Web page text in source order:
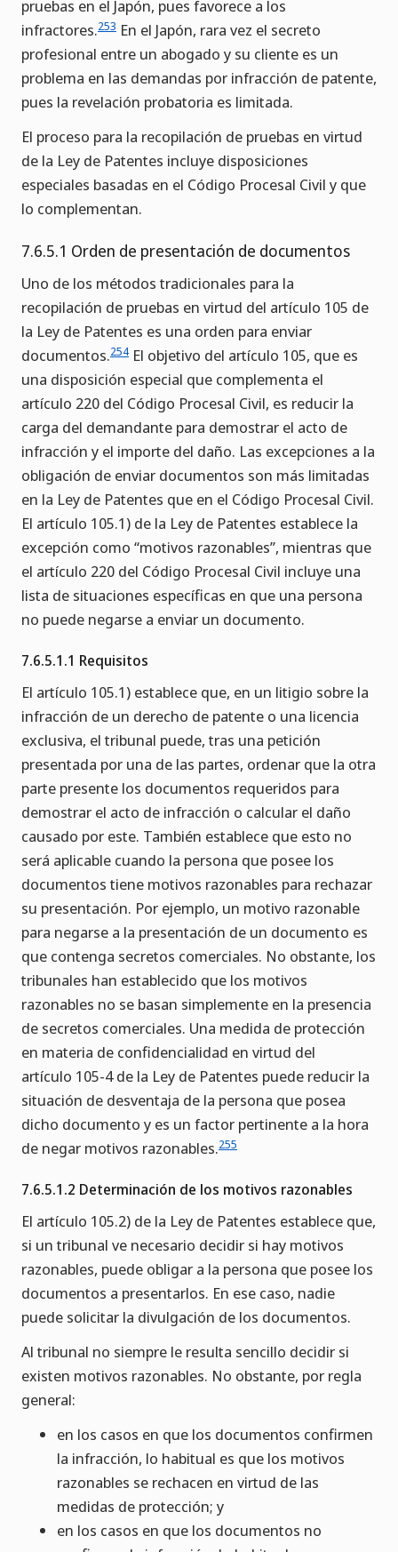
pruebas en el Japón, pues favorece a los
infractores.253 En el Japón, rara vez el secreto
profesional entre un abogado y su cliente es un
problema en las demandas por infracción de patente,
pues la revelación probatoria es limitada.
El proceso para la recopilación de pruebas en virtud
de la Ley de Patentes incluye disposiciones
especiales basadas en el Código Procesal Civil y que
lo complementan.
7.6.5.1 Orden de presentación de documentos
Uno de los métodos tradicionales para la
recopilación de pruebas en virtud del artículo 105 de
la Ley de Patentes es una orden para enviar
documentos.254 El objetivo del artículo 105, que es
una disposición especial que complementa el
artículo 220 del Código Procesal Civil, es reducir la
carga del demandante para demostrar el acto de
infracción y el importe del daño. Las excepciones a la
obligación de enviar documentos son más limitadas
en la Ley de Patentes que en el Código Procesal Civil.
El artículo 105.1) de la Ley de Patentes establece la
excepción como “motivos razonables”, mientras que
el artículo 220 del Código Procesal Civil incluye una
lista de situaciones específicas en que una persona
no puede negarse a enviar un documento.
7.6.5.1.1 Requisitos
El artículo 105.1) establece que, en un litigio sobre la
infracción de un derecho de patente o una licencia
exclusiva, el tribunal puede, tras una petición
presentada por una de las partes, ordenar que la otra
parte presente los documentos requeridos para
demostrar el acto de infracción o calcular el daño
causado por este. También establece que esto no
será aplicable cuando la persona que posee los
documentos tiene motivos razonables para rechazar
su presentación. Por ejemplo, un motivo razonable
para negarse a la presentación de un documento es
que contenga secretos comerciales. No obstante, los
tribunales han establecido que los motivos
razonables no se basan simplemente en la presencia
de secretos comerciales. Una medida de protección
en materia de confidencialidad en virtud del
artículo 105-4 de la Ley de Patentes puede reducir la
situación de desventaja de la persona que posea
dicho documento y es un factor pertinente a la hora
de negar motivos razonables.255
7.6.5.1.2 Determinación de los motivos razonables
El artículo 105.2) de la Ley de Patentes establece que,
si un tribunal ve necesario decidir si hay motivos
razonables, puede obligar a la persona que posee los
documentos a presentarlos. En ese caso, nadie
puede solicitar la divulgación de los documentos.
Al tribunal no siempre le resulta sencillo decidir si
existen motivos razonables. No obstante, por regla
general:
en los casos en que los documentos confirmen
la infracción, lo habitual es que los motivos
razonables se rechacen en virtud de las
medidas de protección; y
en los casos en que los documentos no